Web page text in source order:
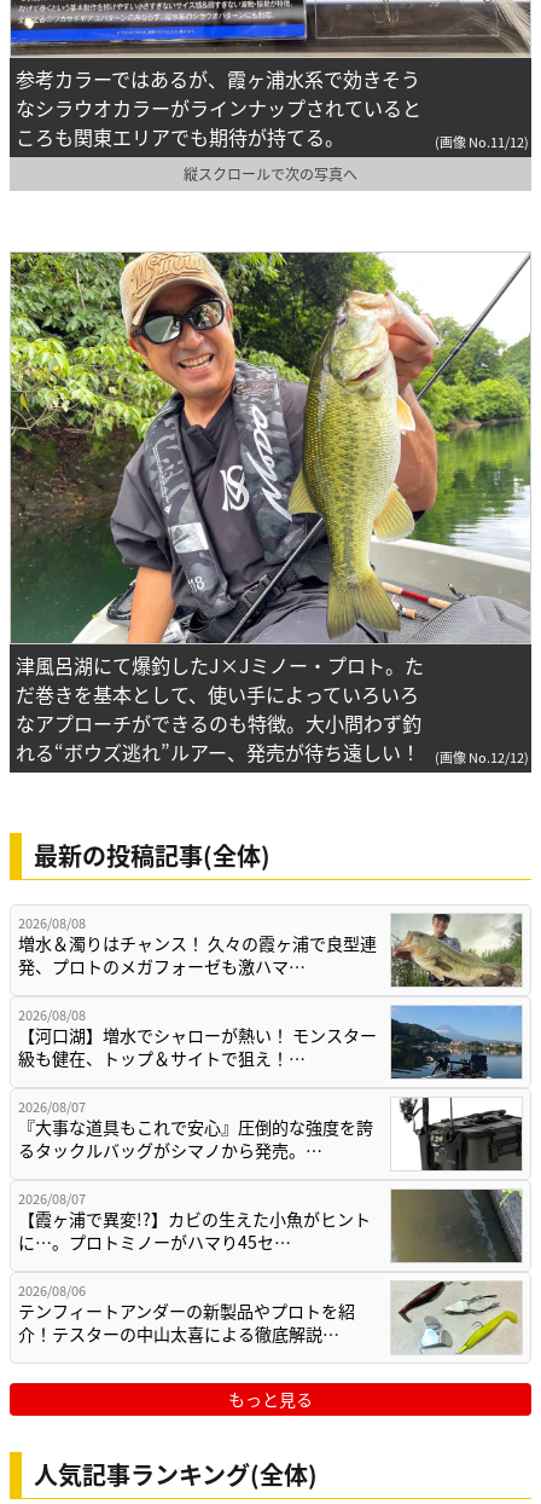
参考カラーではあるが、霞ヶ浦水系で効きそう
なシラウオカラーがラインナップされていると
ころも関東エリアでも期待が持てる。
(画像 No.11/12)
縦スクロールで次の写真へ
津風呂湖にて爆釣したJ×Jミノー・プロト。た
だ巻きを基本として、使い手によっていろいろ
なアプローチができるのも特徴。大小問わず釣
れる“ボウズ逃れ”ルアー、発売が待ち遠しい！
(画像 No.12/12)
最新の投稿記事(全体)
2026/08/08
増水＆濁りはチャンス！ 久々の霞ヶ浦で良型連
発、プロトのメガフォーゼも激ハマ…
2026/08/08
【河口湖】増水でシャローが熱い！ モンスター
級も健在、トップ＆サイトで狙え！…
2026/08/07
『大事な道具もこれで安心』圧倒的な強度を誇
るタックルバッグがシマノから発売。…
2026/08/07
【霞ヶ浦で異変!?】カビの生えた小魚がヒント
に…。プロトミノーがハマり45セ…
2026/08/06
テンフィートアンダーの新製品やプロトを紹
介！テスターの中山太喜による徹底解説…
もっと見る
人気記事ランキング(全体)